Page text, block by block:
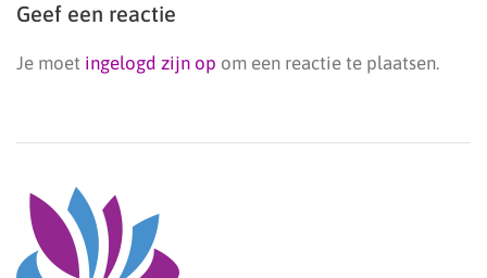
Geef een reactie
Je moet ingelogd zijn op om een reactie te plaatsen.